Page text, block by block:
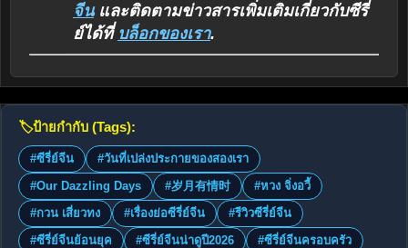
จีนและติดตามข่าวสารเพิ่มเติมเกี่ยวกับซีรี่
ย์ได้ที่ บล็อกของเรา.
🏷️ป้ายกำกับ (Tags):
#ซีรี่ย์จีน
#วันที่เปล่งประกายของสองเรา
#Our Dazzling Days
#岁月有情时
#หวง จิ่งอวี้
#กวน เสี่ยวทง
#เรื่องย่อซีรี่ย์จีน
#รีวิวซีรี่ย์จีน
#ซีรี่ย์จีนย้อนยุค
#ซีรี่ย์จีนน่าดูปี2026
#ซีรี่ย์จีนครอบครัว